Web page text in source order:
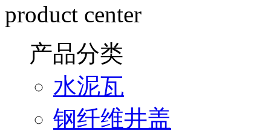
product center
产品分类
水泥瓦
钢纤维井盖